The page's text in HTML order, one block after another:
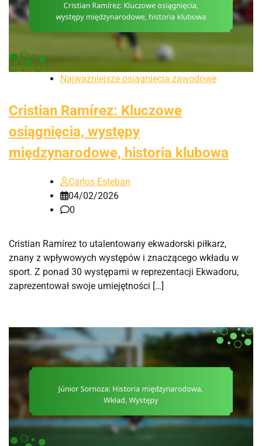
Najważniejsze osiągnięcia zawodowe
Cristian Ramírez: Kluczowe
osiągnięcia, występy
międzynarodowe, historia klubowa
Carlos Esteban
04/02/2026
0
Cristian Ramírez to utalentowany ekwadorski piłkarz,
znany z wpływowych występów i znaczącego wkładu w
sport. Z ponad 30 występami w reprezentacji Ekwadoru,
zaprezentował swoje umiejętności […]